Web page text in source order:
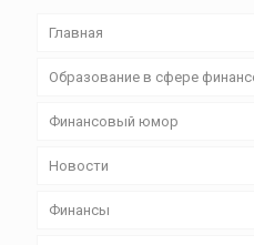
Главная
Образование в сфере
Финансовый юмор
Новости
Финансы